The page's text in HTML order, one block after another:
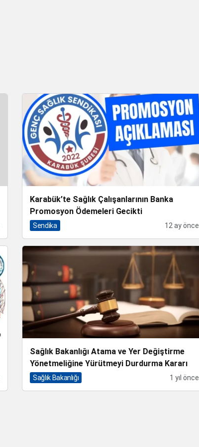
Karabük’te Sağlık Çalışanlarının Banka
Promosyon Ödemeleri Gecikti
Sendika 12 ay önce
Sağlık Bakanlığı Atama ve Yer Değiştirme
Yönetmeliğine Yürütmeyi Durdurma Kararı
Sağlık Bakanlığı 1 yıl önce